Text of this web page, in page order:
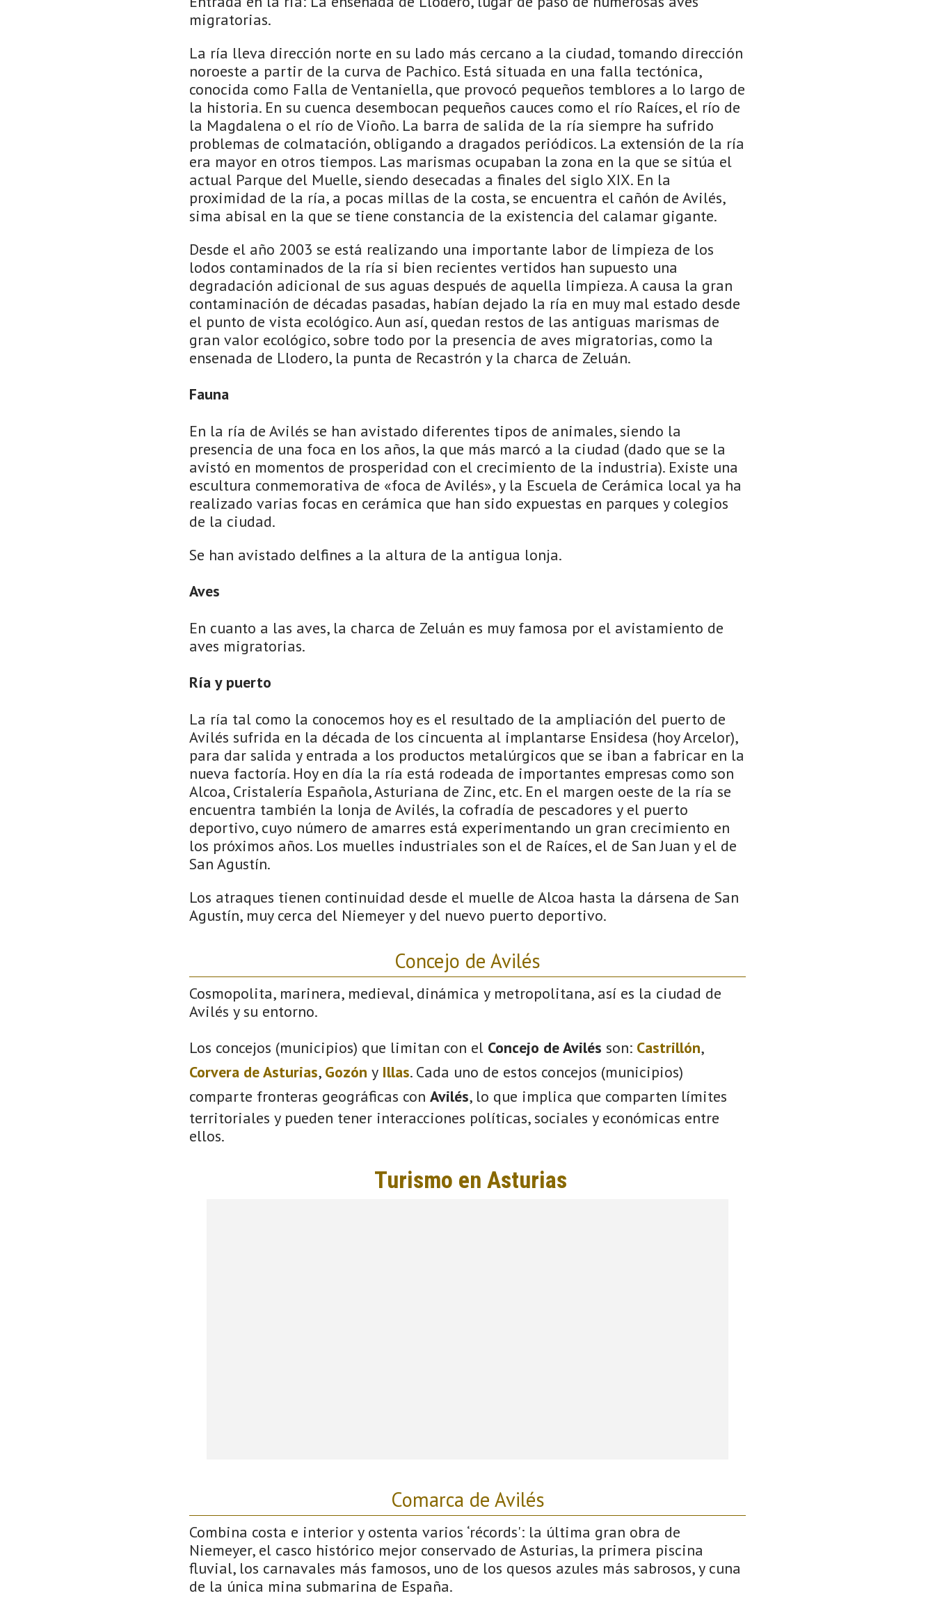
migratorias.
La ría lleva dirección norte en su lado más cercano a la ciudad, tomando dirección
noroeste a partir de la curva de Pachico. Está situada en una falla tectónica,
conocida como Falla de Ventaniella, que provocó pequeños temblores a lo largo de
la historia. En su cuenca desembocan pequeños cauces como el río Raíces, el río de
la Magdalena o el río de Vioño. La barra de salida de la ría siempre ha sufrido
problemas de colmatación, obligando a dragados periódicos. La extensión de la ría
era mayor en otros tiempos. Las marismas ocupaban la zona en la que se sitúa el
actual Parque del Muelle, siendo desecadas a finales del siglo XIX. En la
proximidad de la ría, a pocas millas de la costa, se encuentra el cañón de Avilés,
sima abisal en la que se tiene constancia de la existencia del calamar gigante.
Desde el año 2003 se está realizando una importante labor de limpieza de los
lodos contaminados de la ría si bien recientes vertidos han supuesto una
degradación adicional de sus aguas después de aquella limpieza. A causa la gran
contaminación de décadas pasadas, habían dejado la ría en muy mal estado desde
el punto de vista ecológico. Aun así, quedan restos de las antiguas marismas de
gran valor ecológico, sobre todo por la presencia de aves migratorias, como la
ensenada de Llodero, la punta de Recastrón y la charca de Zeluán.
Fauna
En la ría de Avilés se han avistado diferentes tipos de animales, siendo la
presencia de una foca en los años, la que más marcó a la ciudad (dado que se la
avistó en momentos de prosperidad con el crecimiento de la industria). Existe una
escultura conmemorativa de «foca de Avilés», y la Escuela de Cerámica local ya ha
realizado varias focas en cerámica que han sido expuestas en parques y colegios
de la ciudad.
Se han avistado delfines a la altura de la antigua lonja.
Aves
En cuanto a las aves, la charca de Zeluán es muy famosa por el avistamiento de
aves migratorias.
Ría y puerto
La ría tal como la conocemos hoy es el resultado de la ampliación del puerto de
Avilés sufrida en la década de los cincuenta al implantarse Ensidesa (hoy Arcelor),
para dar salida y entrada a los productos metalúrgicos que se iban a fabricar en la
nueva factoría. Hoy en día la ría está rodeada de importantes empresas como son
Alcoa, Cristalería Española, Asturiana de Zinc, etc. En el margen oeste de la ría se
encuentra también la lonja de Avilés, la cofradía de pescadores y el puerto
deportivo, cuyo número de amarres está experimentando un gran crecimiento en
los próximos años. Los muelles industriales son el de Raíces, el de San Juan y el de
San Agustín.
Los atraques tienen continuidad desde el muelle de Alcoa hasta la dársena de San
Agustín, muy cerca del Niemeyer y del nuevo puerto deportivo.
Concejo de Avilés
Cosmopolita, marinera, medieval, dinámica y metropolitana, así es la ciudad de
Avilés y su entorno.
Los concejos (municipios) que limitan con el Concejo de Avilés son: Castrillón,
Corvera de Asturias, Gozón y Illas. Cada uno de estos concejos (municipios)
comparte fronteras geográficas con Avilés, lo que implica que comparten límites
territoriales y pueden tener interacciones políticas, sociales y económicas entre
ellos.
Comarca de Avilés
Combina costa e interior y ostenta varios ‘récords': la última gran obra de
Niemeyer, el casco histórico mejor conservado de Asturias, la primera piscina
fluvial, los carnavales más famosos, uno de los quesos azules más sabrosos, y cuna
de la única mina submarina de España.